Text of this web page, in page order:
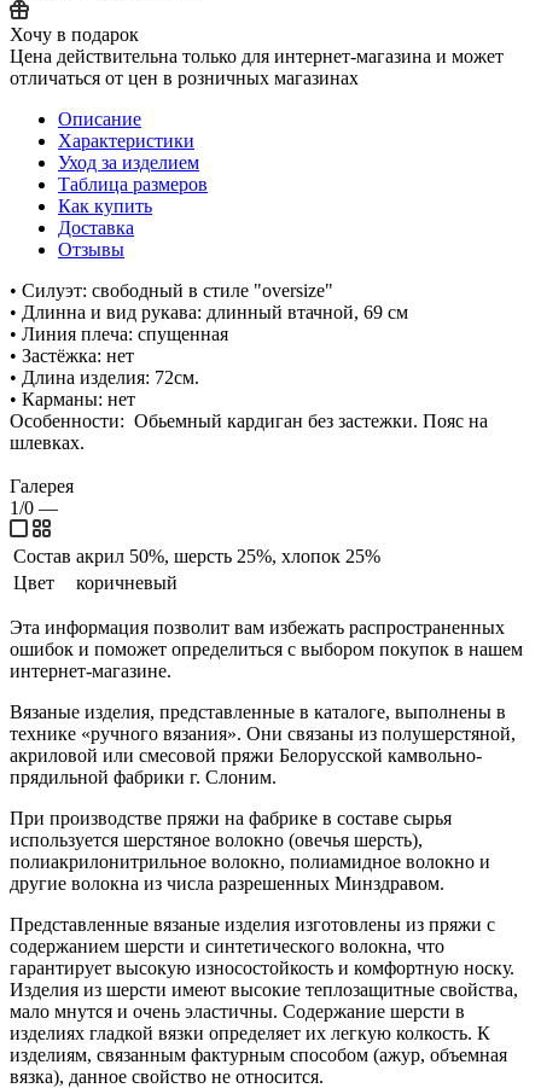
Хочу в подарок
Цена действительна только для интернет-магазина и может
отличаться от цен в розничных магазинах
Описание
Характеристики
Уход за изделием
Таблица размеров
Как купить
Доставка
Отзывы
• Силуэт: свободный в стиле "oversize"
• Длинна и вид рукава: длинный втачной, 69 см
• Линия плеча: спущенная
• Застёжка: нет
• Длина изделия: 72см.
• Карманы: нет
Особенности: Обьемный кардиган без застежки. Пояс на
шлевках.
Галерея
1/0 —
Состав акрил 50%, шерсть 25%, хлопок 25%
Цвет
коричневый
Эта информация позволит вам избежать распространенных
ошибок и поможет определиться с выбором покупок в нашем
интернет-магазине.
Вязаные изделия, представленные в каталоге, выполнены в
технике «ручного вязания». Они связаны из полушерстяной,
акриловой или смесовой пряжи Белорусской камвольно-
прядильной фабрики г. Слоним.
При производстве пряжи на фабрике в составе сырья
используется шерстяное волокно (овечья шерсть),
полиакрилонитрильное волокно, полиамидное волокно и
другие волокна из числа разрешенных Минздравом.
Представленные вязаные изделия изготовлены из пряжи с
содержанием шерсти и синтетического волокна, что
гарантирует высокую износостойкость и комфортную носку.
Изделия из шерсти имеют высокие теплозащитные свойства,
мало мнутся и очень эластичны. Содержание шерсти в
изделиях гладкой вязки определяет их легкую колкость. К
изделиям, связанным фактурным способом (ажур, объемная
вязка), данное свойство не относится.